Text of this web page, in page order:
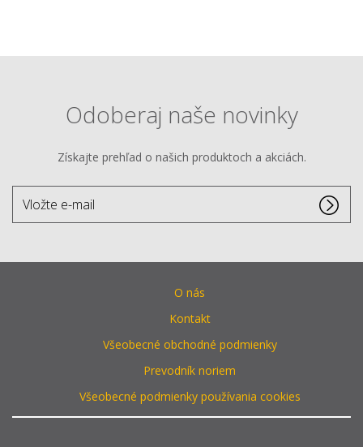
Odoberaj naše novinky
Získajte prehľad o našich produktoch a akciách.
O nás
Kontakt
Všeobecné obchodné podmienky
Prevodník noriem
Všeobecné podmienky používania cookies